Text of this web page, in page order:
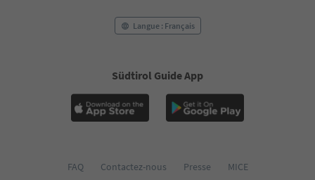
Langue : Français
Südtirol Guide App
FAQ Contactez-nous Presse
MICE